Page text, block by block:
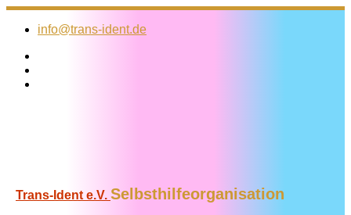
Zum
Inhalt
info@trans-ident.de
Trans-Ident e.V. Selbsthilfeorganisation